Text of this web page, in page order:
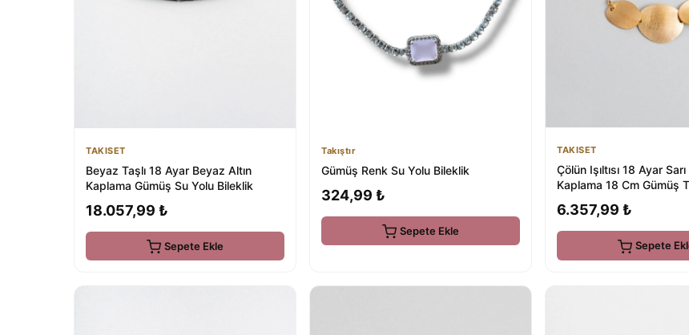
TAKISET
Beyaz Taşlı 18 Ayar Beyaz Altın
Kaplama Gümüş Su Yolu Bileklik
18.057,99 ₺
Sepete Ekle
Takıştır
Gümüş Renk Su Yolu Bileklik
324,99 ₺
Sepete Ekle
TAKISET
Çölün Işıltısı 18 Ayar Sarı
Kaplama 18 Cm Gümüş
6.357,99 ₺
Sepete